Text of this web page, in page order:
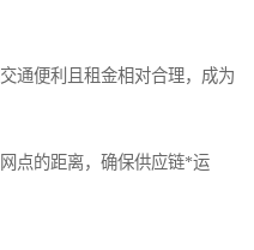
通便利且租金相对合理，成为
点的距离，确保供应链*运